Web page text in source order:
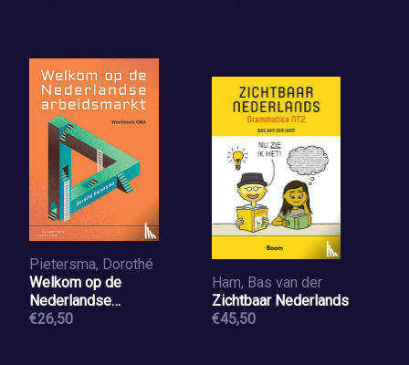
Pietersma, Dorothé
Welkom op de
Nederlandse
arbeidsmarkt
€26,50
Ham, Bas van der
Zichtbaar Nederlands
€45,50